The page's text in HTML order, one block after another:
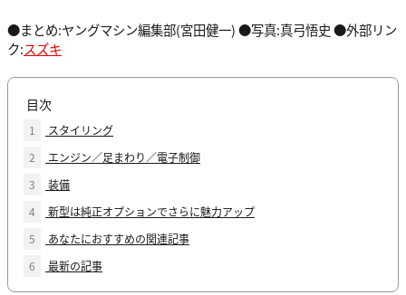
●まとめ:ヤングマシン編集部(宮田健一) ●写真:真弓悟史 ●外部リン
ク:スズキ
目次
1
スタイリング
2
エンジン／足まわり／電子制御
3
装備
4
新型は純正オプションでさらに魅力アップ
5
あなたにおすすめの関連記事
6
最新の記事